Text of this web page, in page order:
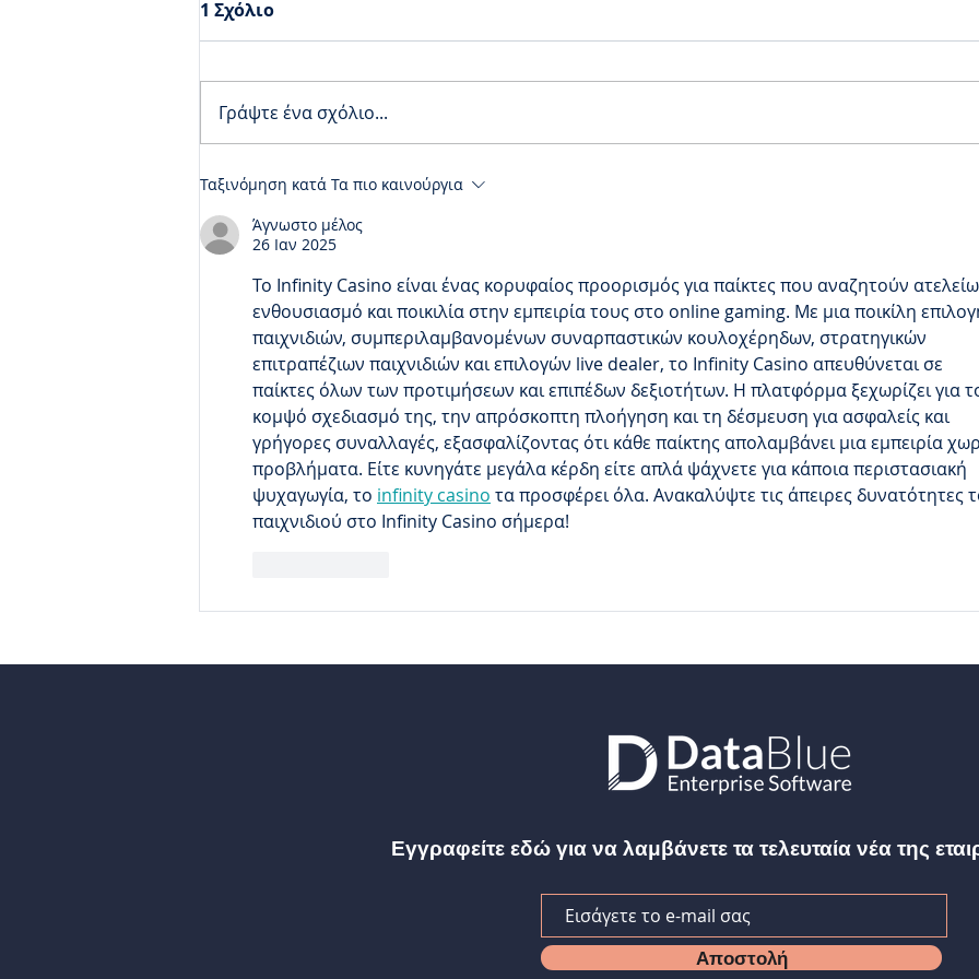
Cisco AppDynamics: Για 9η
Quadrant της Gartner
1 Σχόλιο
Γράψτε ένα σχόλιο...
Ταξινόμηση κατά Τα πιο καινούργια
Άγνωστο μέλος
26 Ιαν 2025
Το Infinity Casino είναι ένας κορυφαίος προορισμός για παίκτες που αναζητούν
ενθουσιασμό και ποικιλία στην εμπειρία τους στο online gaming. Με μια ποικίλη
παιχνιδιών, συμπεριλαμβανομένων συναρπαστικών κουλοχέρηδων, στρατηγικών
επιτραπέζιων παιχνιδιών και επιλογών live dealer, το Infinity Casino απευθύνεται σε
παίκτες όλων των προτιμήσεων και επιπέδων δεξιοτήτων. Η πλατφόρμα ξεχωρίζει για
κομψό σχεδιασμό της, την απρόσκοπτη πλοήγηση και τη δέσμευση για ασφαλείς και
γρήγορες συναλλαγές, εξασφαλίζοντας ότι κάθε παίκτης απολαμβάνει μια εμπειρία
προβλήματα. Είτε κυνηγάτε μεγάλα κέρδη είτε απλά ψάχνετε για κάποια περιστασιακή
ψυχαγωγία, το infinity casino τα προσφέρει όλα. Ανακαλύψτε τις άπειρες δυνατότητες
παιχνιδιού στο Infinity Casino σήμερα!
Εγγραφείτε εδώ για να λαμβάνετε τα τελευταία νέα της
Αποστολή